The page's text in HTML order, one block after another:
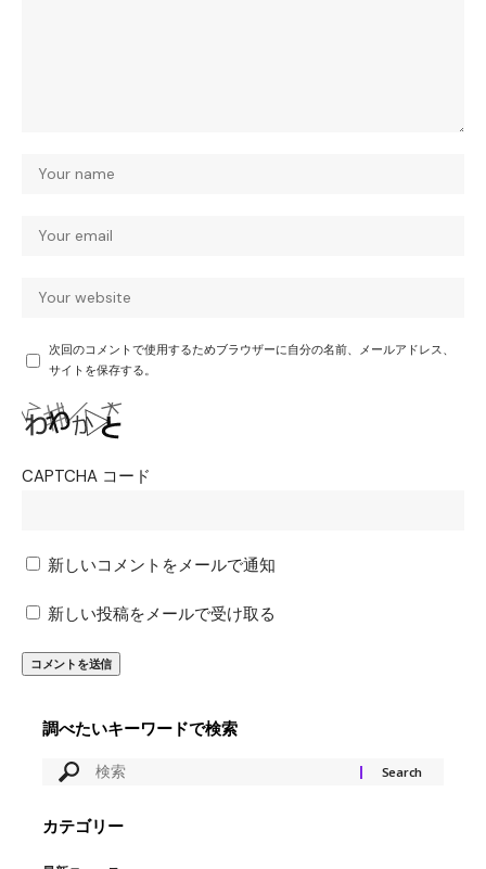
次回のコメントで使用するためブラウザーに自分の名前、メールアドレス、
サイトを保存する。
CAPTCHA コード
新しいコメントをメールで通知
新しい投稿をメールで受け取る
調べたいキーワードで検索
カテゴリー